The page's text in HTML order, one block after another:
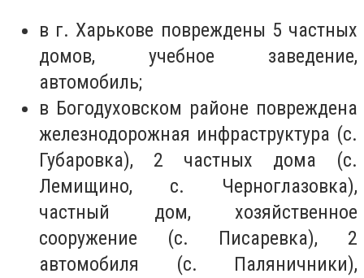
в г. Харькове повреждены 5 частных
домов, учебное заведение,
автомобиль;
в Богодуховском районе повреждена
железнодорожная инфраструктура (с.
Губаровка), 2 частных дома (с.
Лемищино, с. Черноглазовка),
частный дом, хозяйственное
сооружение (с. Писаревка), 2
автомобиля (с. Паляничники),